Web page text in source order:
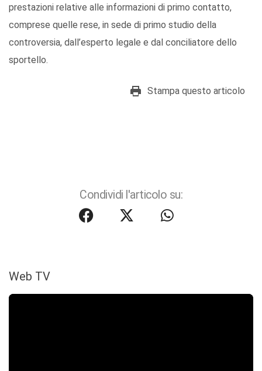
prestazioni relative alle informazioni di primo contatto,
comprese quelle rese, in sede di primo studio della
controversia, dall’esperto legale e dal conciliatore dello
sportello.
Stampa questo articolo
Condividi l'articolo su:
Web TV